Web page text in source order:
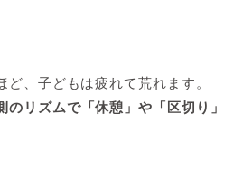
ど、子どもは疲れて荒れます。
のリズムで「休憩」や「区切り」